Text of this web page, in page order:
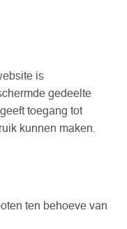
is
gedeelte
toegang tot
kunnen maken.
ten behoeve van